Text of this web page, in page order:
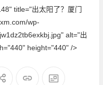
title="出太阳了？厦门
wp-
alt="出
height="440" />